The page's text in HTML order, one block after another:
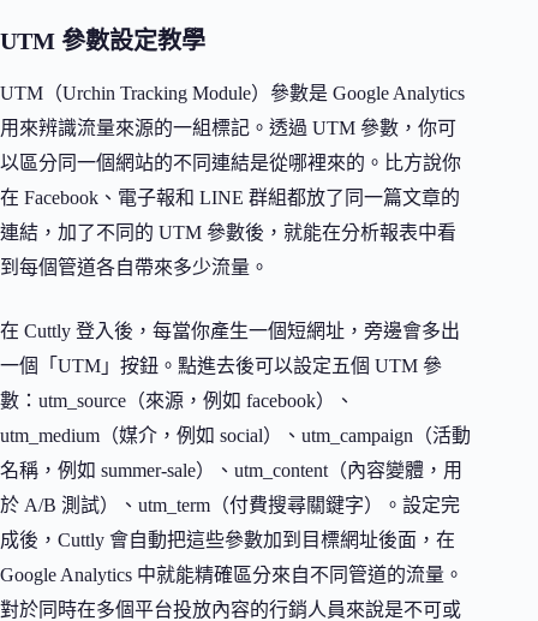
UTM 參數設定教學
UTM（Urchin Tracking Module）參數是 Google Analytics
用來辨識流量來源的一組標記。透過 UTM 參數，你可
以區分同一個網站的不同連結是從哪裡來的。比方說你
在 Facebook、電子報和 LINE 群組都放了同一篇文章的
連結，加了不同的 UTM 參數後，就能在分析報表中看
到每個管道各自帶來多少流量。
在 Cuttly 登入後，每當你產生一個短網址，旁邊會多出
一個「UTM」按鈕。點進去後可以設定五個 UTM 參
數：utm_source（來源，例如 facebook）、
utm_medium（媒介，例如 social）、utm_campaign（活動
名稱，例如 summer-sale）、utm_content（內容變體，用
於 A/B 測試）、utm_term（付費搜尋關鍵字）。設定完
成後，Cuttly 會自動把這些參數加到目標網址後面，在
Google Analytics 中就能精確區分來自不同管道的流量。
對於同時在多個平台投放內容的行銷人員來說是不可或